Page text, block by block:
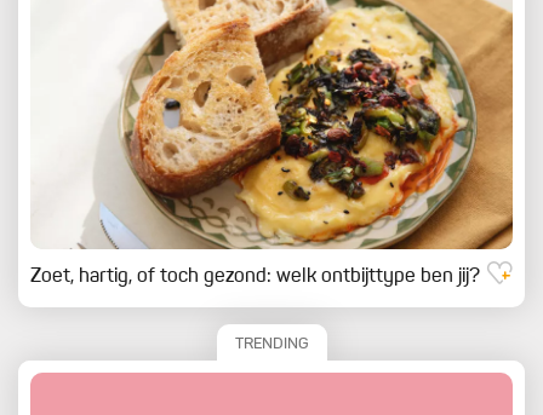
Zoet, hartig, of toch gezond: welk ontbijttype ben jij?
TRENDING